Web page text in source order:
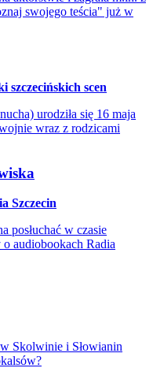
swojego teścia" już w
scen
urodziła się 16 maja
wraz z rodzicami
Szczecin
posłuchać w czasie
audiobookach Radia
Skolwinie i Słowianin